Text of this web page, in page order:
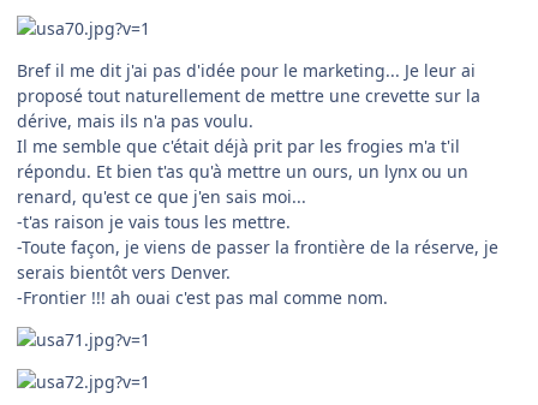
Bref il me dit j'ai pas d'idée pour le marketing... Je leur ai
proposé tout naturellement de mettre une crevette sur la
dérive, mais ils n'a pas voulu.
Il me semble que c'était déjà prit par les frogies m'a t'il
répondu. Et bien t'as qu'à mettre un ours, un lynx ou un
renard, qu'est ce que j'en sais moi...
-t'as raison je vais tous les mettre.
-Toute façon, je viens de passer la frontière de la réserve, je
serais bientôt vers Denver.
-Frontier !!! ah ouai c'est pas mal comme nom.